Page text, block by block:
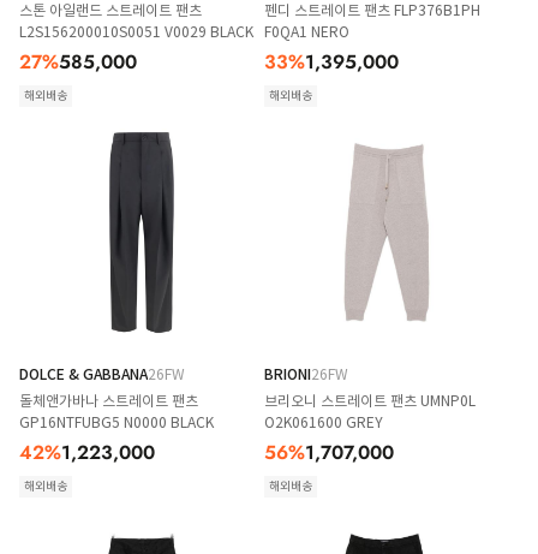
스톤 아일랜드 스트레이트 팬츠
L2S156200010S0051 V0029 BLACK
27%585,000
해외배송
펜디 스트레이트 팬츠 FLP376B1PH
F0QA1 NERO
33%1,395,000
해외배송
DOLCE & GABBANA26FW
돌체앤가바나 스트레이트 팬츠
GP16NTFUBG5 N0000 BLACK
42%1,223,000
해외배송
BRIONI26FW
브리오니 스트레이트 팬츠 UMNP0L
O2K061600 GREY
56%1,707,000
해외배송